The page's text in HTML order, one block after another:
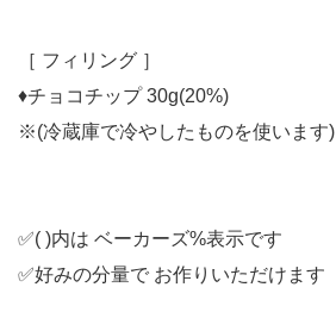
［ フィリング ］
♦︎チョコチップ 30g(20%)
※(冷蔵庫で冷やしたものを使います)
✅( )内は ベーカーズ%表示です
✅好みの分量で お作りいただけます